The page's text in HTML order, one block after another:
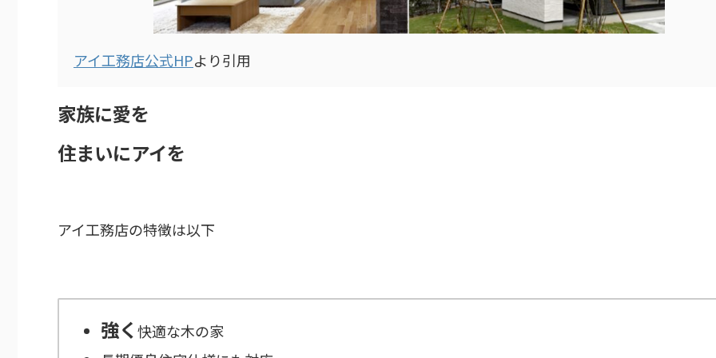
アイ工務店公式HPより引用
家族に愛を
住まいにアイを
アイ工務店の特徴は以下
強く快適な木の家